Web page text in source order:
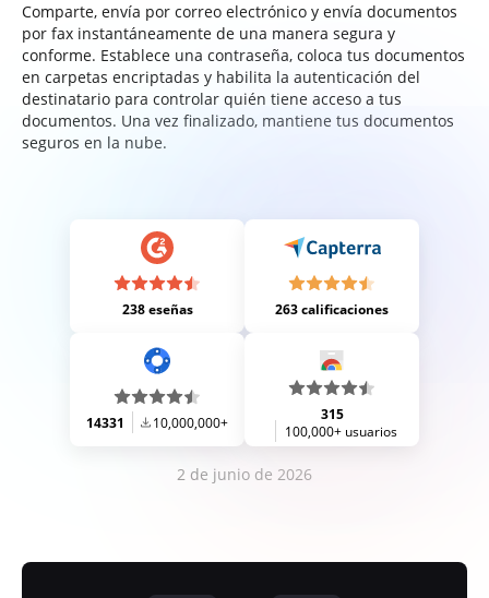
Comparte, envía por correo electrónico y envía documentos
por fax instantáneamente de una manera segura y
conforme. Establece una contraseña, coloca tus documentos
en carpetas encriptadas y habilita la autenticación del
destinatario para controlar quién tiene acceso a tus
documentos. Una vez finalizado, mantiene tus documentos
seguros en la nube.
238 eseñas 263 calificaciones
14331 10,000,000+
315
100,000+ usuarios
2 de junio de 2026